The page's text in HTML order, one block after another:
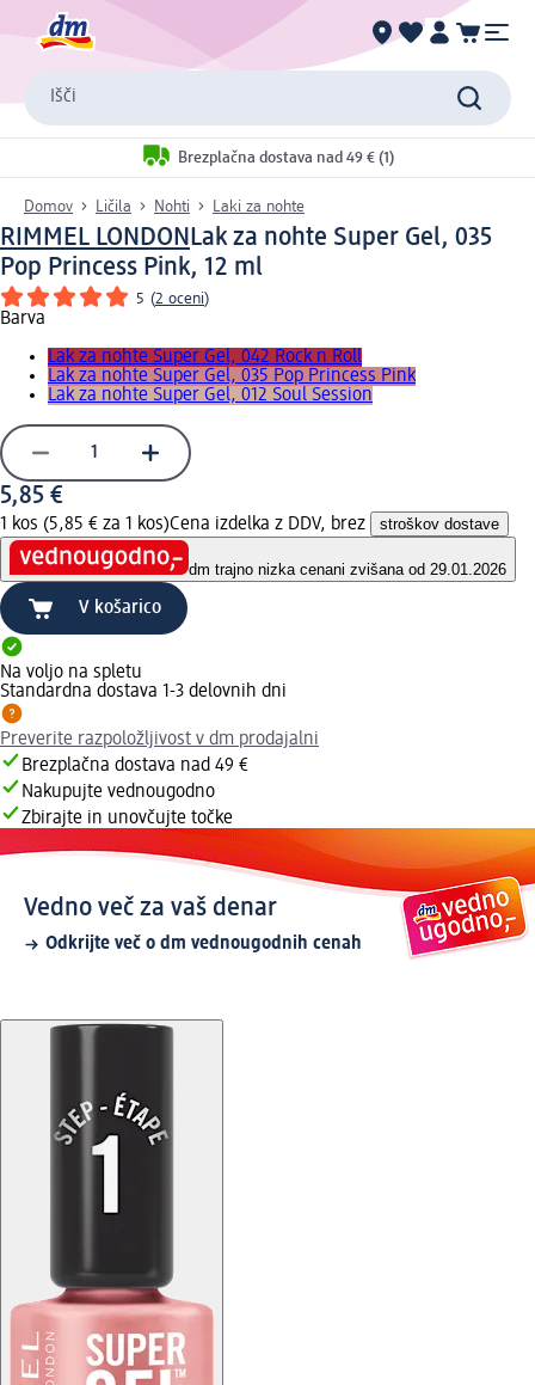
Išči
Brezplačna dostava nad 49 € (1)
Domov Ličila Nohti Laki za nohte
RIMMEL LONDONLak za nohte Super Gel, 035
Pop Princess Pink, 12 ml
5 (2 oceni)
Barva
Lak za nohte Super Gel, 042 Rock n Roll
Lak za nohte Super Gel, 035 Pop Princess Pink
Lak za nohte Super Gel, 012 Soul Session
5,85 €
1 kos (5,85 € za 1 kos)Cena izdelka z DDV, brez stroškov dostave
dm trajno nizka cenani zvišana od 29.01.2026
V košarico
Na voljo na spletu
Standardna dostava 1-3 delovnih dni
Preverite razpoložljivost v dm prodajalni
Brezplačna dostava nad 49 €
Nakupujte vednougodno
Zbirajte in unovčujte točke
Vedno več za vaš denar
Odkrijte več o dm vednougodnih cenah